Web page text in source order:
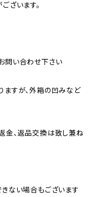
ざいます。
問い合わせ下さい
すが、外箱の凹みなど
金、返品交換は致し兼ね
ない場合もございます